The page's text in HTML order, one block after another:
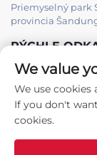
Priemyselný park
provincia
RÝCHLE
PRODUKTY
We value
We use
If you don't
cookies.